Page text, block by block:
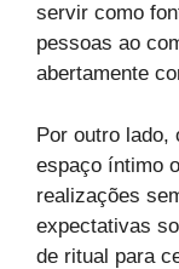
servir como
pessoas ao
abertamente
Por outro lado,
espaço íntimo
realizações
expectativas
de ritual para